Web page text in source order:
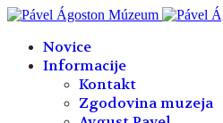
Novice
Informacije
Kontakt
Zgodovina muzeja
Year
Month
Year
Month